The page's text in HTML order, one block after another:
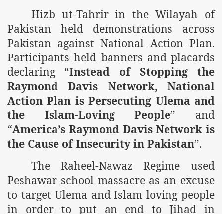
Hizb ut-Tahrir in the Wilayah of
Pakistan held demonstrations across
Pakistan against National Action Plan.
Participants held banners and placards
declaring “Instead of Stopping the
Raymond Davis Network, National
Action Plan is Persecuting Ulema and
the Islam-Loving People” and
“America’s Raymond Davis Network is
the Cause of Insecurity in Pakistan”.
The Raheel-Nawaz Regime used
Peshawar school massacre as an excuse
to target Ulema and Islam loving people
in order to put an end to Jihad in
Muslim Countries Military Alliance
Kurram Agency
of Islam launched
Press Conference
on Riba